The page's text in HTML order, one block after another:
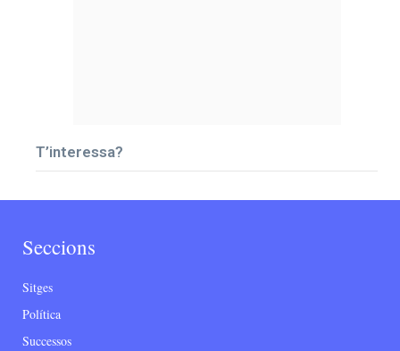
T’interessa?
Seccions
Sitges
Política
Successos